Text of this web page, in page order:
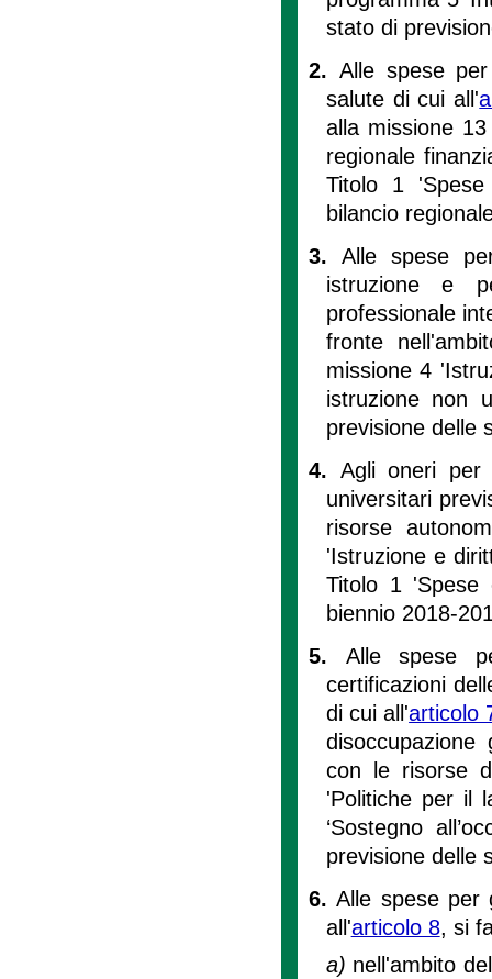
stato di
2. Alle spese
salute di cui all'
alla missione
regionale
Titolo 1
bilancio
3. Alle spese
istruzione e
professionale
fronte
missione 4
istruzione non
previsione delle
4. Agli oneri per
universitari
risorse
'Istruzione e
Titolo 1 'Spese
biennio 2018-
5. Alle spese
certificazioni
di cui all'articolo
con le risorse
'Politiche per il
‘Sostegno
previsione delle
6.Alle spese per
all'articolo 8, si
a) nell'ambito